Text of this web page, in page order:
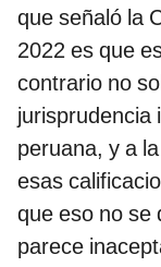
que señaló la
2022 es que
contrario no
jurisprudencia
peruana, y a
esas
que eso no se
parece